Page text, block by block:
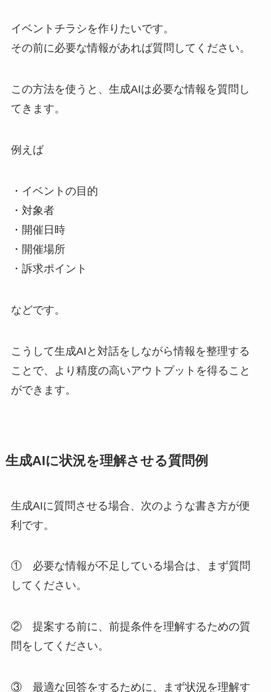
イベントチラシを作りたいです。
その前に必要な情報があれば質問してください。
この方法を使うと、生成AIは必要な情報を質問し
てきます。
例えば
・イベントの目的
・対象者
・開催日時
・開催場所
・訴求ポイント
などです。
こうして生成AIと対話をしながら情報を整理する
ことで、より精度の高いアウトプットを得ること
ができます。
生成AIに状況を理解させる質問例
生成AIに質問させる場合、次のような書き方が便
利です。
① 必要な情報が不足している場合は、まず質問
してください。
② 提案する前に、前提条件を理解するための質
問をしてください。
③ 最適な回答をするために、まず状況を理解す